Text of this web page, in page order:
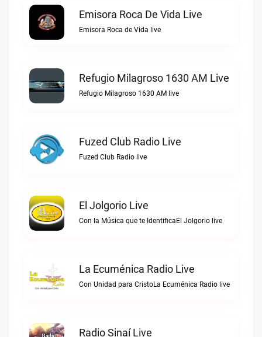
Emisora Roca De Vida Live
Emisora Roca de Vida live
Refugio Milagroso 1630 AM Live
Refugio Milagroso 1630 AM live
Fuzed Club Radio Live
Fuzed Club Radio live
El Jolgorio Live
Con la Música que te IdentificaEl Jolgorio live
La Ecuménica Radio Live
Con Unidad para CristoLa Ecuménica Radio live
Radio Sinaí Live